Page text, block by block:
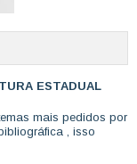
ESTADUAL
mais pedidos por
, isso